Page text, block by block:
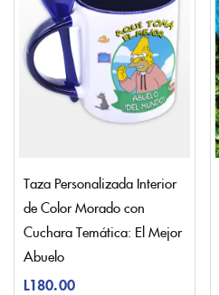
Taza Personalizada Interior
de Color Morado con
Cuchara Temática: El Mejor
Abuelo
L180.00